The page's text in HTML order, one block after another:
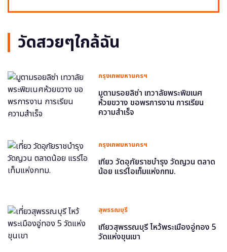
วัดสวยๆใกล้ฉัน
กรุงเทพมหานครฯ
มูตามรอยลิซ่า เทวาลัยพระพิฆเนศ
ห้วยขวาง ขอพรการงาน การเรียน
ความสำเร็จ
กรุงเทพมหานครฯ
เที่ยว วัดอุภัยราชบำรุง วัดญวน ตลาด
น้อย แรร์ไอเท็มแห่งกทม.
สุพรรณบุรี
เที่ยวสุพรรณบุรี ไหว้พระเมืองอู่ทอง 5
วัดแห่งขุนเขา